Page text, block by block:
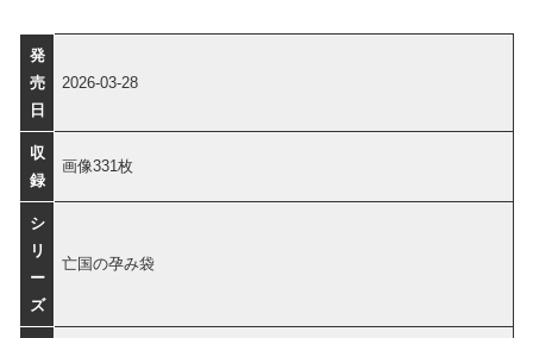
発
売
日
2026-03-28
収
録
画像331枚
シ
リ
ー
ズ
亡国の孕み袋